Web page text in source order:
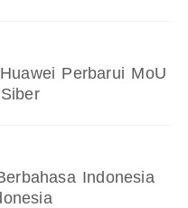
Perbarui MoU
Indonesia